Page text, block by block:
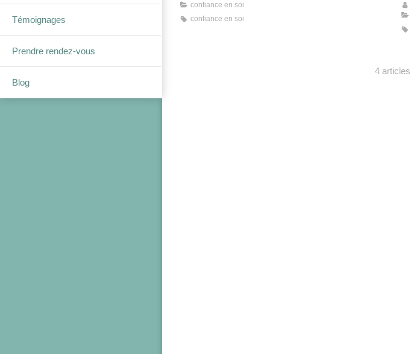
Témoignages
Prendre rendez-vous
Blog
confiance en soi
confiance en soi
4 articles